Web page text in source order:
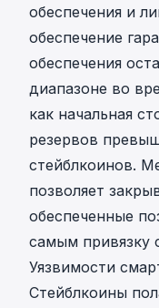
обеспечения и
обеспечение
обеспечения
диапазоне во
как начальная
резервов
стейблкоинов.
позволяет
обеспеченные
самым привязку
Уязвимости
Стейблкоины